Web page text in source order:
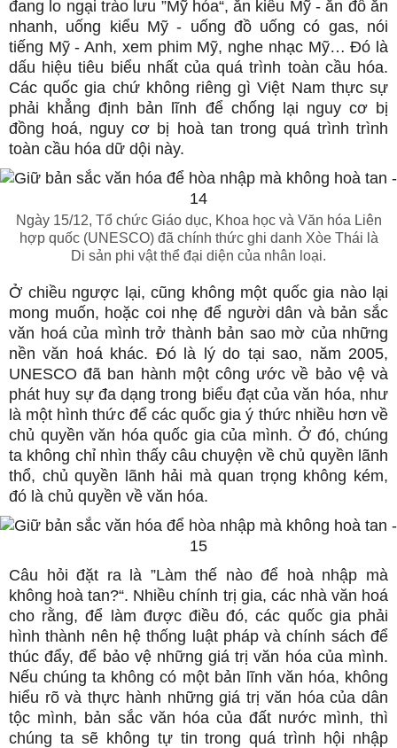
đang lo ngại trào lưu ”Mỹ hóa“, ăn kiểu Mỹ - ăn đồ ăn
nhanh, uống kiểu Mỹ - uống đồ uống có gas, nói
tiếng Mỹ - Anh, xem phim Mỹ, nghe nhạc Mỹ… Đó là
dấu hiệu tiêu biểu nhất của quá trình toàn cầu hóa.
Các quốc gia chứ không riêng gì Việt Nam thực sự
phải khẳng định bản lĩnh để chống lại nguy cơ bị
đồng hoá, nguy cơ bị hoà tan trong quá trình trình
toàn cầu hóa dữ dội này.
Ngày 15/12, Tổ chức Giáo dục, Khoa học và Văn hóa Liên
hợp quốc (UNESCO) đã chính thức ghi danh Xòe Thái là
Di sản phi vật thể đại diện của nhân loại.
Ở chiều ngược lại, cũng không một quốc gia nào lại
mong muốn, hoặc coi nhẹ để người dân và bản sắc
văn hoá của mình trở thành bản sao mờ của những
nền văn hoá khác. Đó là lý do tại sao, năm 2005,
UNESCO đã ban hành một công ước về bảo vệ và
phát huy sự đa dạng trong biểu đạt của văn hóa, như
là một hình thức để các quốc gia ý thức nhiều hơn về
chủ quyền văn hóa quốc gia của mình. Ở đó, chúng
ta không chỉ nhìn thấy câu chuyện về chủ quyền lãnh
thổ, chủ quyền lãnh hải mà quan trọng không kém,
đó là chủ quyền về văn hóa.
Câu hỏi đặt ra là ”Làm thế nào để hoà nhập mà
không hoà tan?“. Nhiều chính trị gia, các nhà văn hoá
cho rằng, để làm được điều đó, các quốc gia phải
hình thành nên hệ thống luật pháp và chính sách để
thúc đẩy, để bảo vệ những giá trị văn hóa của mình.
Nếu chúng ta không có một bản lĩnh văn hóa, không
hiểu rõ và thực hành những giá trị văn hóa của dân
tộc mình, bản sắc văn hóa của đất nước mình, thì
chúng ta sẽ không tự tin trong quá trình hội nhập